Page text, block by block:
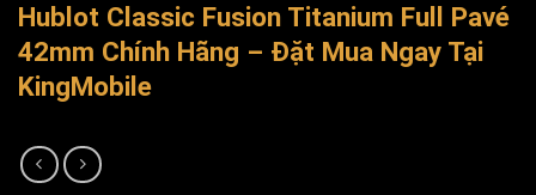
Hublot Classic Fusion Titanium Full Pavé
42mm Chính Hãng – Đặt Mua Ngay Tại
KingMobile